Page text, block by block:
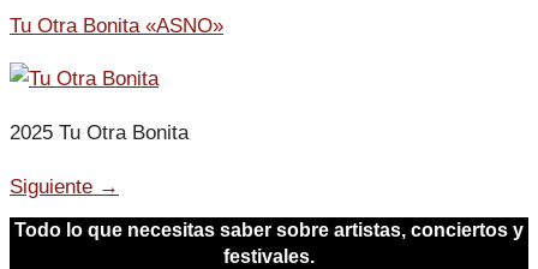
Tu Otra Bonita «ASNO»
2025 Tu Otra Bonita
Siguiente →
Todo lo que necesitas saber sobre artistas, conciertos y
festivales.